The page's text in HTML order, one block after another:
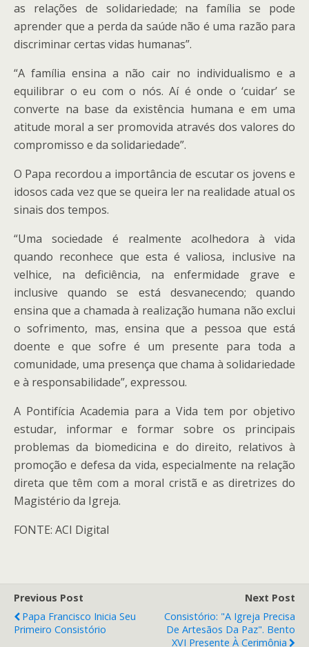
as relações de solidariedade; na família se pode
aprender que a perda da saúde não é uma razão para
discriminar certas vidas humanas”.
“A família ensina a não cair no individualismo e a
equilibrar o eu com o nós. Aí é onde o ‘cuidar’ se
converte na base da existência humana e em uma
atitude moral a ser promovida através dos valores do
compromisso e da solidariedade”.
O Papa recordou a importância de escutar os jovens e
idosos cada vez que se queira ler na realidade atual os
sinais dos tempos.
“Uma sociedade é realmente acolhedora à vida
quando reconhece que esta é valiosa, inclusive na
velhice, na deficiência, na enfermidade grave e
inclusive quando se está desvanecendo; quando
ensina que a chamada à realização humana não exclui
o sofrimento, mas, ensina que a pessoa que está
doente e que sofre é um presente para toda a
comunidade, uma presença que chama à solidariedade
e à responsabilidade”, expressou.
A Pontifícia Academia para a Vida tem por objetivo
estudar, informar e formar sobre os principais
problemas da biomedicina e do direito, relativos à
promoção e defesa da vida, especialmente na relação
direta que têm com a moral cristã e as diretrizes do
Magistério da Igreja.
FONTE: ACI Digital
Previous Post
Papa Francisco Inicia Seu
Primeiro Consistório
Next Post
Consistório: "A Igreja Precisa
De Artesãos Da Paz". Bento
XVI Presente À Cerimônia